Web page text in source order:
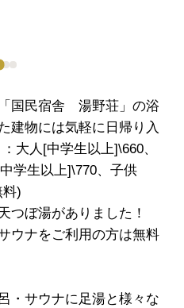
国民宿舎 湯野荘」の浴
建物には気軽に日帰り入
大人[中学生以上]\660、
学生以上]\770、子供
)
つぼ湯がありました！
ウナをご利用の方は無料
・サウナに足湯と様々な